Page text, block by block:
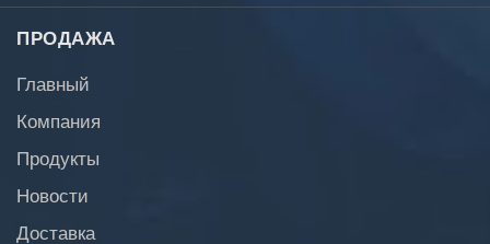
ПРОДАЖА
Главный
Компания
Продукты
Новости
Доставка